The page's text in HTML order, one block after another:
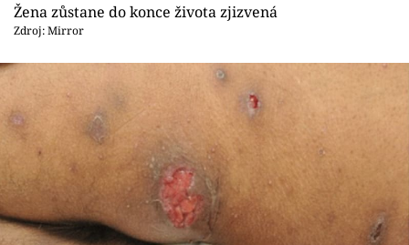
Sledujte prima+
Přihlášení
Sledujte nás
Žena zůstane do konce života zjizvená
Zdroj: Mirror